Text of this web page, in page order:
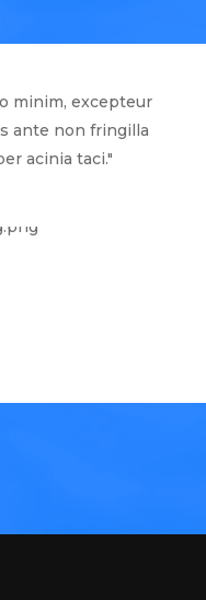
minim, excepteur
ante non fringilla
acinia taci."